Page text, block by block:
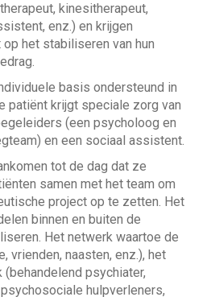
kinesitherapeut,
enz.) en krijgen
het stabiliseren van hun
basis ondersteund in
patiënt krijgt speciale zorg van
(een psycholoog en
en een sociaal assistent.
tot de dag dat ze
samen met het team om
project op te zetten. Het
binnen en buiten de
Het netwerk waartoe de
vrienden, naasten, enz.), het
psychiater,
hulpverleners,